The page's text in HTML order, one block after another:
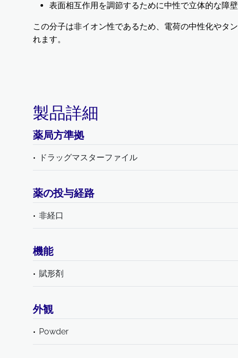
表面相互作用を調節するために中性で立体的な障
この分子は非イオン性であるため、電荷の中性化やタ
れます。
製品詳細
薬局方準拠
ドラッグマスターファイル
薬の投与経路
非経口
機能
賦形剤
外観
Powder